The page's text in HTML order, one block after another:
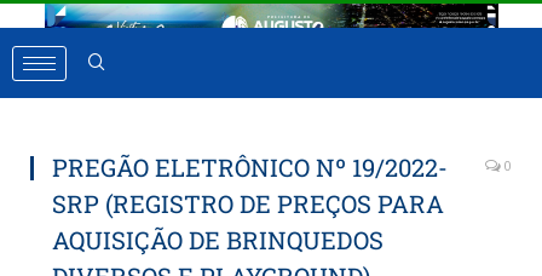
PREGÃO ELETRÔNICO Nº 19/2022-
SRP (REGISTRO DE PREÇOS PARA
AQUISIÇÃO DE BRINQUEDOS
0